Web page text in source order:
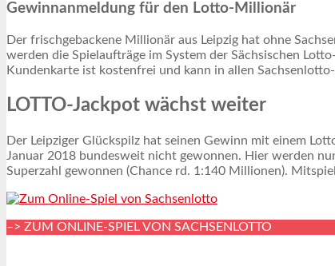
Gewinnanmeldung für den Lotto-Millionär
Der frischgebackene Millionär aus Leipzig hat ohne
werden die Spielaufträge im System der Sächsischen
Kundenkarte ist kostenfrei und kann in allen
LOTTO-Jackpot wächst weiter
Der Leipziger Glückspilz hat seinen Gewinn mit einem
Januar 2018 bundesweit nicht gewonnen. Hier werden
Superzahl gewonnen (Chance rd. 1:140 Millionen).
–> ZUM ONLINE-SPIEL VON SACHSENLOTTO